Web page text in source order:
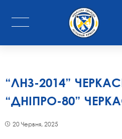
“ЛНЗ-2014”
“ДНІПРО-80”
20 Червня, 2025